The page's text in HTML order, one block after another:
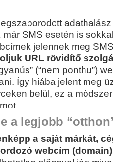
SMS esetén is
jelennek meg
URL rövidítő
(“nem ponthu”)
Így hiába jelent meg
belül, ez a
a legjobb
a saját márkát,
webcím